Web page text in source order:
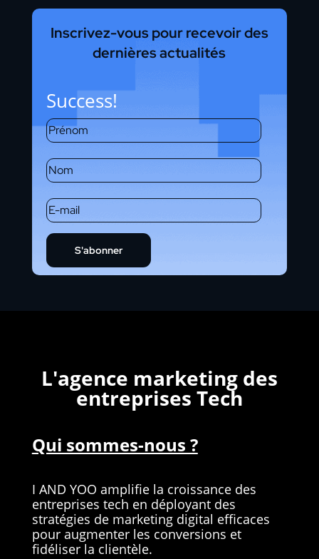
Inscrivez-vous pour recevoir des
dernières actualités
Success!
S'abonner
L'agence marketing des
entreprises Tech
Qui sommes-nous ?
I AND YOO amplifie la croissance des
entreprises tech en déployant des
stratégies de marketing digital efficaces
pour augmenter les conversions et
fidéliser la clientèle.